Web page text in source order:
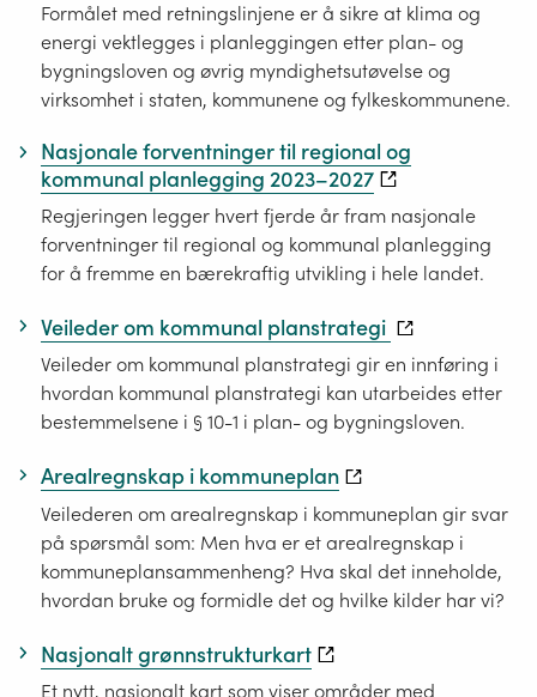
Formålet med retningslinjene er å sikre at klima og
energi vektlegges i planleggingen etter plan- og
bygningsloven og øvrig myndighetsutøvelse og
virksomhet i staten, kommunene og fylkeskommunene.
Nasjonale forventninger til regional og
kommunal planlegging 2023–2027
Regjeringen legger hvert fjerde år fram nasjonale
forventninger til regional og kommunal planlegging
for å fremme en bærekraftig utvikling i hele landet.
Veileder om kommunal planstrategi
Veileder om kommunal planstrategi gir en innføring i
hvordan kommunal planstrategi kan utarbeides etter
bestemmelsene i § 10-1 i plan- og bygningsloven.
Arealregnskap i kommuneplan
Veilederen om arealregnskap i kommuneplan gir svar
på spørsmål som: Men hva er et arealregnskap i
kommuneplansammenheng? Hva skal det inneholde,
hvordan bruke og formidle det og hvilke kilder har vi?
Nasjonalt grønnstrukturkart
Et nytt, nasjonalt kart som viser områder med